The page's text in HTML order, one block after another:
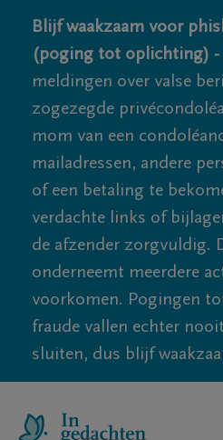
Blijf waakzaam voor
(poging tot oplichting) -
meldingen over valse
zogezegde
mom van een
mailadressen, andere
of een betaling te
verdachte links of
de afzender zorgvuldig.
onderneemt meerdere
voorkomen. Pogingen
fraude vallen echter
sluiten, dus blijf